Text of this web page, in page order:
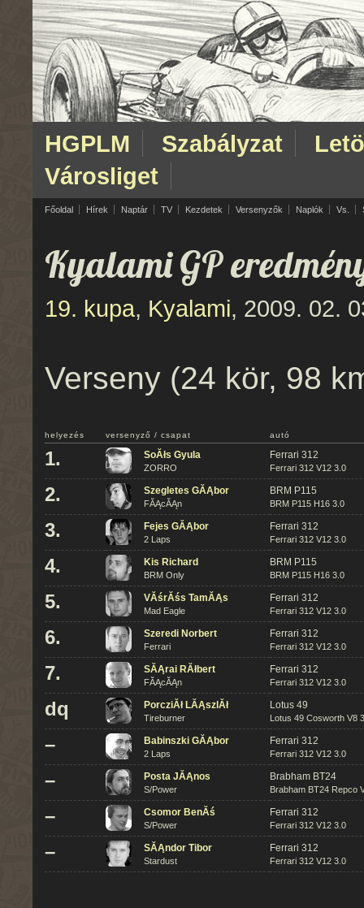
HGPLM Szabályzat
Városliget
Főoldal Hírek Naptár TV Kezdetek Versenyzők Naplók Vs.
Kyalami GP
19. kupa, Kyalami, 2009. 02.
Verseny (24 kör, 98
helyezés versenyző / csapat autó
1. SoĂłs Gyula
ZORRO
Ferrari 312
Ferrari 312 V12 3.0
2. Szegletes GĂĄbor
FĂĄcĂĄn
BRM P115
BRM P115 H16 3.0
3. Fejes GĂĄbor
2 Laps
Ferrari 312
Ferrari 312 V12 3.0
4. Kis Richard
BRM Only
BRM P115
BRM P115 H16 3.0
5. VĂśrĂśs TamĂĄs
Mad Eagle
Ferrari 312
Ferrari 312 V12 3.0
6. Szeredi Norbert
Ferrari
Ferrari 312
Ferrari 312 V12 3.0
7. SĂĄrai RĂłbert
FĂĄcĂĄn
Ferrari 312
Ferrari 312 V12 3.0
dq PorcziĂł LĂĄszlĂł
Tireburner
Lotus 49
Lotus 49 Cosworth V8
– Babinszki GĂĄbor
2 Laps
Ferrari 312
Ferrari 312 V12 3.0
– Posta JĂĄnos
S/Power
Brabham BT24
Brabham BT24 Repco
– Csomor BenĂś
S/Power
Ferrari 312
Ferrari 312 V12 3.0
– SĂĄndor Tibor
Stardust
Ferrari 312
Ferrari 312 V12 3.0